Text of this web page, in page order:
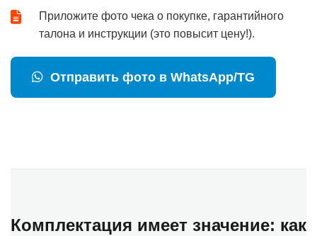
Приложите фото чека о покупке, гарантийного
талона и инструкции (это повысит цену!).
Отправить фото в WhatsApp/TG
Комплектация имеет значение: как